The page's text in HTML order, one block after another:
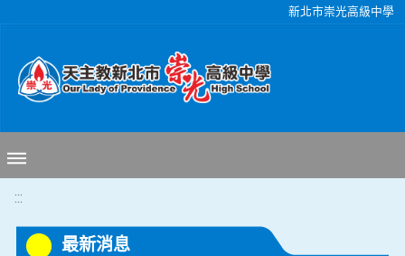
新北市崇光高級中學
:::
最新消息